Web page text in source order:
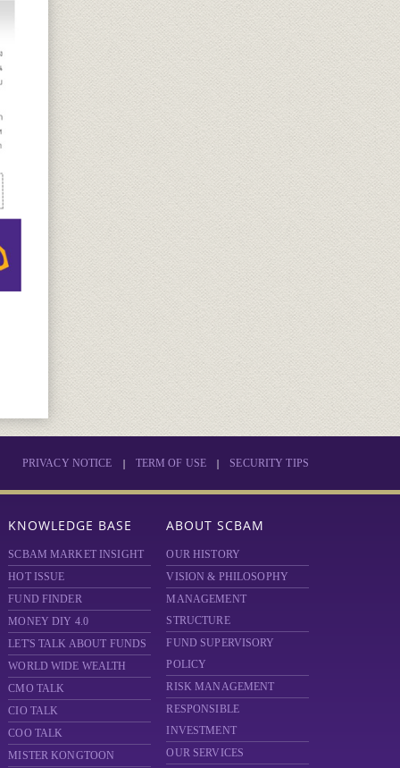
PRIVACY NOTICE | TERM OF USE | SECURITY TIPS
KNOWLEDGE BASE
SCBAM MARKET INSIGHT
HOT ISSUE
FUND FINDER
MONEY DIY 4.0
LET'S TALK ABOUT FUNDS
WORLD WIDE WEALTH
CMO TALK
CIO TALK
COO TALK
MISTER KONGTOON
ABOUT SCBAM
OUR HISTORY
VISION & PHILOSOPHY
MANAGEMENT
STRUCTURE
FUND SUPERVISORY
POLICY
RISK MANAGEMENT
RESPONSIBLE
INVESTMENT
OUR SERVICES